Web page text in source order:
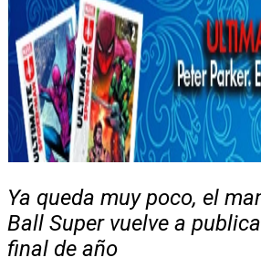
Ya queda muy poco, el
Ball Super vuelve a
final de año